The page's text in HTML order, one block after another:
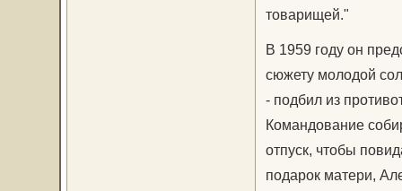
товарищей."
В 1959 году он
сюжету молодой
- подбил из
Командование
отпуск, чтобы
подарок матери,